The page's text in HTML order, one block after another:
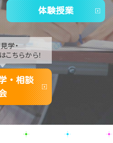
体験授業
学・
ちらから！
・相談